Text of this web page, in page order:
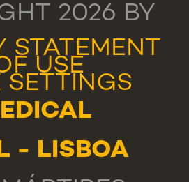
2026 BY
STATEMENT
USE
- LISBOA